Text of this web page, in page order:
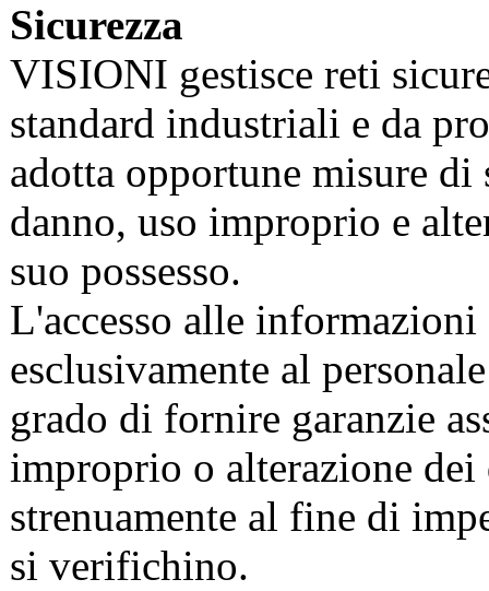
Sicurezza
VISIONI gestisce reti
standard industriali e da
adotta opportune misure
danno, uso improprio e
suo possesso.
L'accesso alle
esclusivamente al
grado di fornire garanzie
improprio o alterazione
strenuamente al fine di
si verifichino.